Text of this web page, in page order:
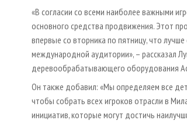
«В согласии со всеми наиболее важными
основного средства продвижения. Этот
впервые со вторника по пятницу, что
международной аудитории», – рассказал
деревообрабатывающего оборудования
Он также добавил: «Мы определяем все
чтобы собрать всех игроков отрасли в
инициатив, которые могут достичь